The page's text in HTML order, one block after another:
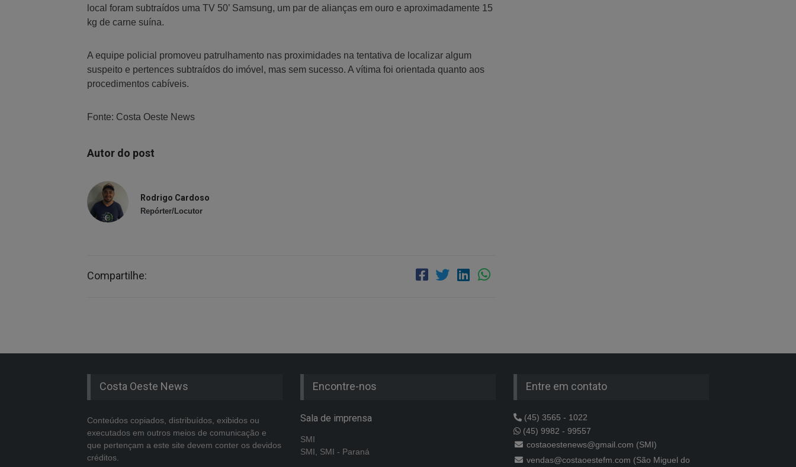
local foram subtraídos uma TV 50’ Samsung, um par de alianças em ouro e aproximadamente 15
kg de carne suína.
A equipe policial promoveu patrulhamento nas proximidades na tentativa de localizar algum
suspeito e pertences subtraídos do imóvel, mas sem sucesso. A vítima foi orientada quanto aos
procedimentos cabíveis.
Fonte: Costa Oeste News
Autor do post
Rodrigo Cardoso
Repórter/Locutor
Compartilhe:
Costa Oeste News
Conteúdos copiados, distribuídos, exibidos ou
executados em outros meios de comunicação e
que pertençam a este site devem conter os devidos
créditos.
Encontre-nos
Sala de imprensa
SMI
SMI, SMI - Paraná
Entre em contato
(45) 3565 - 1022
(45) 9982 - 99557
costaoestenews@gmail.com (SMI)
vendas@costaoestefm.com (São Miguel do